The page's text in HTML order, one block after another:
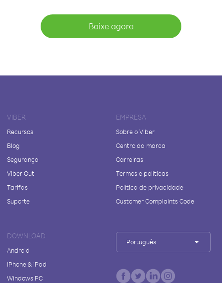
Baixe agora
VIBER
Recursos
Blog
Segurança
Viber Out
Tarifas
Suporte
EMPRESA
Sobre o Viber
Centro da marca
Carreiras
Termos e políticas
Política de privacidade
Customer Complaints Code
DOWNLOAD
Android
iPhone & iPad
Windows PC
Português